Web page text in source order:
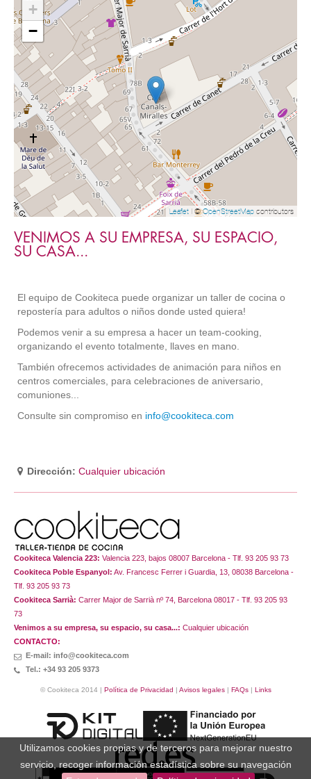
Utilizamos cookies propias y de terceros para mejorar nuestro
servicio, recoger información estadística sobre su navegación
+
−
Leaflet | ©OpenStreetMap contributors
VENIMOS A SU EMPRESA, SU ESPACIO,
SU CASA...
El equipo de Cookiteca puede organizar un taller de cocina o
repostería para adultos o niños donde usted quiera!
Podemos venir a su empresa a hacer un team-cooking,
organizando el evento totalmente, llaves en mano.
También ofrecemos actividades de animación para niños en
centros comerciales, para celebraciones de aniversario,
comuniones...
Consulte sin compromiso en info@cookiteca.com
Dirección: Cualquier ubicación
Cookiteca Valencia 223: Valencia 223, bajos 08007 Barcelona - Tlf. 93 205 93 73
Cookiteca Poble Espanyol: Av. Francesc Ferrer i Guardia, 13, 08038 Barcelona -
Tlf. 93 205 93 73
Cookiteca Sarrià: Carrer Major de Sarrià nº 74, Barcelona 08017 - Tlf. 93 205 93
73
Venimos a su empresa, su espacio, su casa...: Cualquier ubicación
CONTACTO:
E-mail: info@cookiteca.com
Tel.: +34 93 205 9373
© Cookiteca 2014 | Política de Privacidad | Avisos legales| FAQs| Links